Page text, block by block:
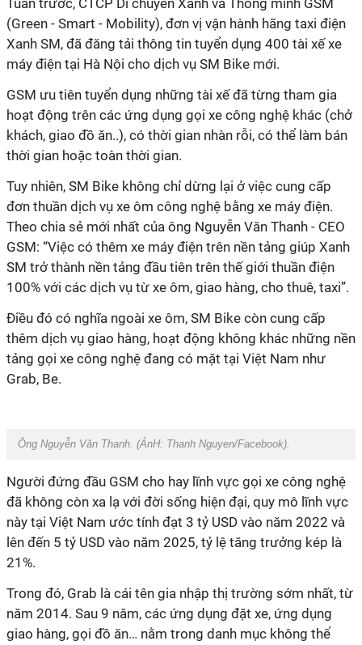
Tuần trước, CTCP Di chuyển Xanh và Thông minh GSM
(Green - Smart - Mobility), đơn vị vận hành hãng taxi điện
Xanh SM, đã đăng tải thông tin tuyển dụng 400 tài xế xe
máy điện tại Hà Nội cho dịch vụ SM Bike mới.
GSM ưu tiên tuyển dụng những tài xế đã từng tham gia
hoạt động trên các ứng dụng gọi xe công nghệ khác (chở
khách, giao đồ ăn..), có thời gian nhàn rỗi, có thể làm bán
thời gian hoặc toàn thời gian.
Tuy nhiên, SM Bike không chỉ dừng lại ở việc cung cấp
đơn thuần dịch vụ xe ôm công nghệ bằng xe máy điện.
Theo chia sẻ mới nhất của ông Nguyễn Văn Thanh - CEO
GSM: “Việc có thêm xe máy điện trên nền tảng giúp Xanh
SM trở thành nền tảng đầu tiên trên thế giới thuần điện
100% với các dịch vụ từ xe ôm, giao hàng, cho thuê, taxi”.
Điều đó có nghĩa ngoài xe ôm, SM Bike còn cung cấp
thêm dịch vụ giao hàng, hoạt động không khác những nền
tảng gọi xe công nghệ đang có mặt tại Việt Nam như
Grab, Be.
Ông Nguyễn Văn Thanh. (ẢnH: Thanh Nguyen/Facebook).
Người đứng đầu GSM cho hay lĩnh vực gọi xe công nghệ
đã không còn xa lạ với đời sống hiện đại, quy mô lĩnh vực
này tại Việt Nam ước tính đạt 3 tỷ USD vào năm 2022 và
lên đến 5 tỷ USD vào năm 2025, tỷ lệ tăng trưởng kép là
21%.
Trong đó, Grab là cái tên gia nhập thị trường sớm nhất, từ
năm 2014. Sau 9 năm, các ứng dụng đặt xe, ứng dụng
giao hàng, gọi đồ ăn… nằm trong danh mục không thể